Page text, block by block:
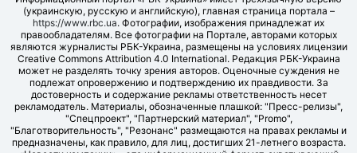
(украинскую, русскую и английскую), главная страница портала –
https://www.rbc.ua. Фотографии, изображения принадлежат их
правообладателям. Все фотографии на Портале, авторами которых
являются журналисты РБК-Украина, размещены на условиях лицензии
Creative Commons Attribution 4.0 International. Редакция РБК-Украина
может не разделять точку зрения авторов. Оценочные суждения не
подлежат опровержению и подтверждению их правдивости. За
достоверность и содержание рекламы ответственность несет
рекламодатель. Материалы, обозначенные плашкой: "Пресс-релизы",
"Спецпроект", "Партнерский материал", "Promo",
"Благотворительность", "Резонанс" размещаются на правах рекламы и
предназначены, как правило, для лиц, достигших 21-летнего возраста.